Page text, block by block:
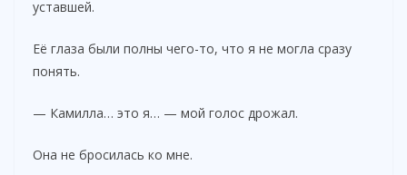
уставшей.
Её глаза были полны чего-то, что я не могла сразу
понять.
— Камилла… это я… — мой голос дрожал.
Она не бросилась ко мне.